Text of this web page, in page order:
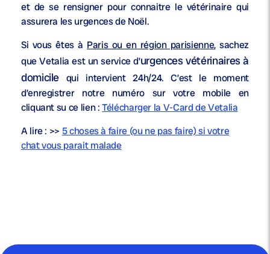
et de se rensigner pour connaitre le vétérinaire qui
assurera les urgences de Noël.
Si vous êtes à Paris ou en région parisienne, sachez
que Vetalia est un service d’urgences vétérinaires à
domicile qui intervient 24h/24. C’est le moment
d’enregistrer notre numéro sur votre mobile en
cliquant su ce lien :Télécharger la V-Card de Vetalia
A lire : >> 5 choses à faire (ou ne pas faire) si votre
chat vous parait malade